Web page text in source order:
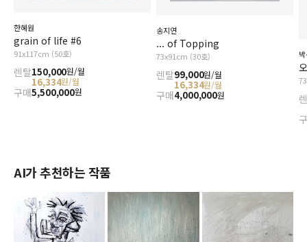
한혜원
grain of life #6
91x117cm (50호)
렌탈150,000원/월
16,334원/월
구매5,500,000원
송지연
... of Topping
73x91cm (30호)
렌탈99,000원/월
16,334원/월
구매4,000,000원
AI가 추천하는 작품